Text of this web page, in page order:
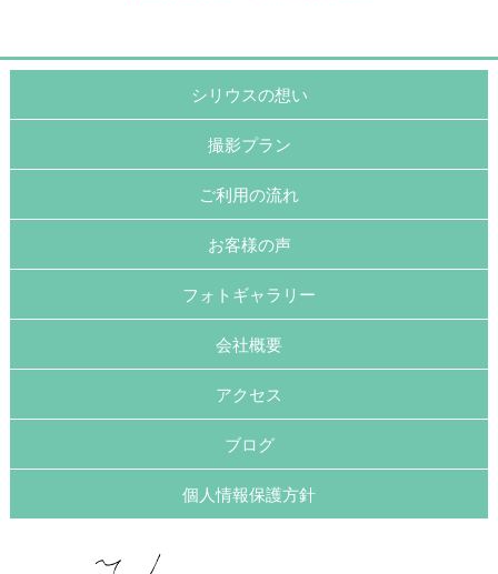
シリウスの想い
撮影プラン
ご利用の流れ
お客様の声
フォトギャラリー
会社概要
アクセス
ブログ
個人情報保護方針